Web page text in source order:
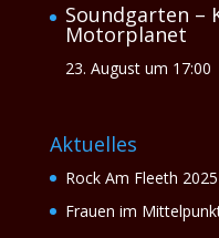
Soundgarten –
Motorplanet
23. August um 17:00
Aktuelles
Rock Am Fleeth 2025
Frauen im